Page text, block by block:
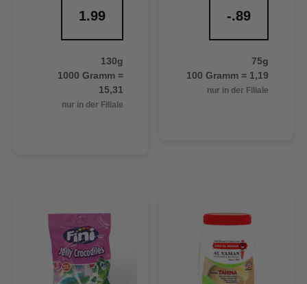
1.99
130g
1000 Gramm =
15,31
nur in der Filiale
-.89
75g
100 Gramm = 1,19
nur in der Filiale